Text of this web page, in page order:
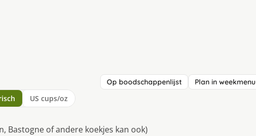
Op boodschappenlijst Plan in weekmenu
US cups/oz
Bastogne of andere koekjes kan ook)